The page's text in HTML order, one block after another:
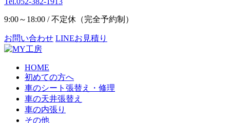
9:00～18:00 / 不定休（完全予約制）
お問い合わせ LINEお見積り
HOME
初めての方へ
車のシート張替え・修理
車の天井張替え
車の内張り
その他